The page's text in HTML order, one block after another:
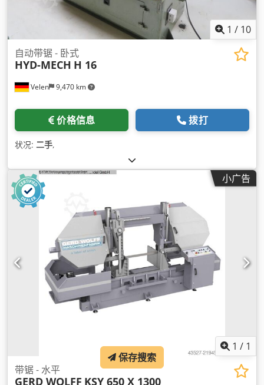
1 / 10
Velen 9,470 km
自动带锯 - 卧式
HYD-MECH H 16
价格信息 拨打
状况: 二手,
小广告
1 / 1
带锯 - 水平
GERD WOLFF KSY 650 X 1300
保存搜索